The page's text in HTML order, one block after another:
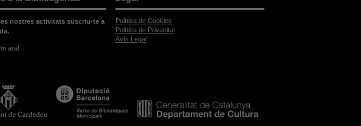
nostres activitats suscriu-te a
ara!
Política de Cookies
Política de Privacitat
Avís Legal